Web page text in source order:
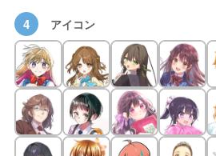
4 アイコン